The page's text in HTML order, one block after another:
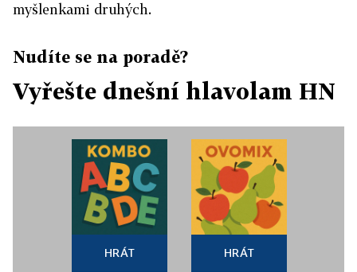
myšlenkami druhých.
Nudíte se na poradě?
Vyřešte dnešní hlavolam HN
HRÁT HRÁT